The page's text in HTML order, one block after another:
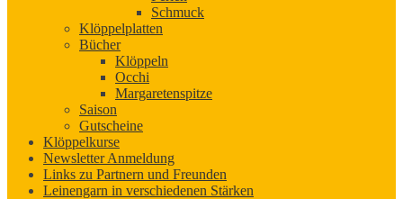
Schmuck
Klöppelplatten
Bücher
Klöppeln
Occhi
Margaretenspitze
Saison
Gutscheine
Klöppelkurse
Newsletter Anmeldung
Links zu Partnern und Freunden
Leinengarn in verschiedenen Stärken